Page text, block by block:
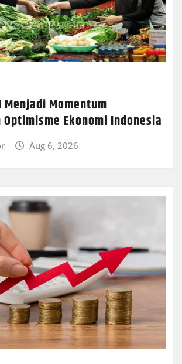
Menjadi Momentum
Ekonomi Indonesia
Aug 6, 2026